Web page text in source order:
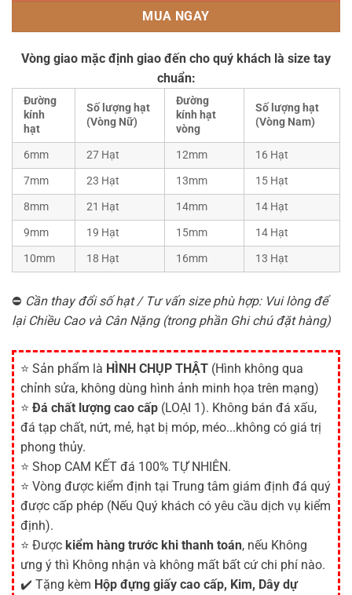
MUA NGAY
Vòng giao mặc định giao đến cho quý khách là size tay
chuẩn:
Đường
kính
hạt
Số lượng hạt
(Vòng Nữ)
Đường
kính hạt
vòng
Số lượng hạt
(Vòng Nam)
6mm 27 Hạt 12mm
16 Hạt
7mm
23 Hạt 13mm
15 Hạt
8mm
21 Hạt 14mm
14 Hạt
9mm
19 Hạt 15mm
14 Hạt
10mm
18 Hạt 16mm 13 Hạt
⛔ Cần thay đổi số hạt / Tư vấn size phù hợp: Vui lòng để
lại Chiều Cao và Cân Nặng (trong phần Ghi chú đặt hàng)
⭐ Sản phẩm là HÌNH CHỤP THẬT (Hình không qua
chỉnh sửa, không dùng hình ảnh minh họa trên mạng)
⭐ Đá chất lượng cao cấp (LOẠI 1). Không bán đá xấu,
đá tạp chất, nứt, mẻ, hạt bị móp, méo...không có giá trị
phong thủy.
⭐ Shop CAM KẾT đá 100% TỰ NHIÊN.
⭐ Vòng được kiểm định tại Trung tâm giám định đá quý
được cấp phép (Nếu Quý khách có yêu cầu dịch vụ kiểm
định).
⭐ Được kiểm hàng trước khi thanh toán, nếu Không
ưng ý thì Không nhận và không mất bất cứ chi phí nào.
✔️ Tặng kèm Hộp đựng giấy cao cấp, Kim, Dây dự